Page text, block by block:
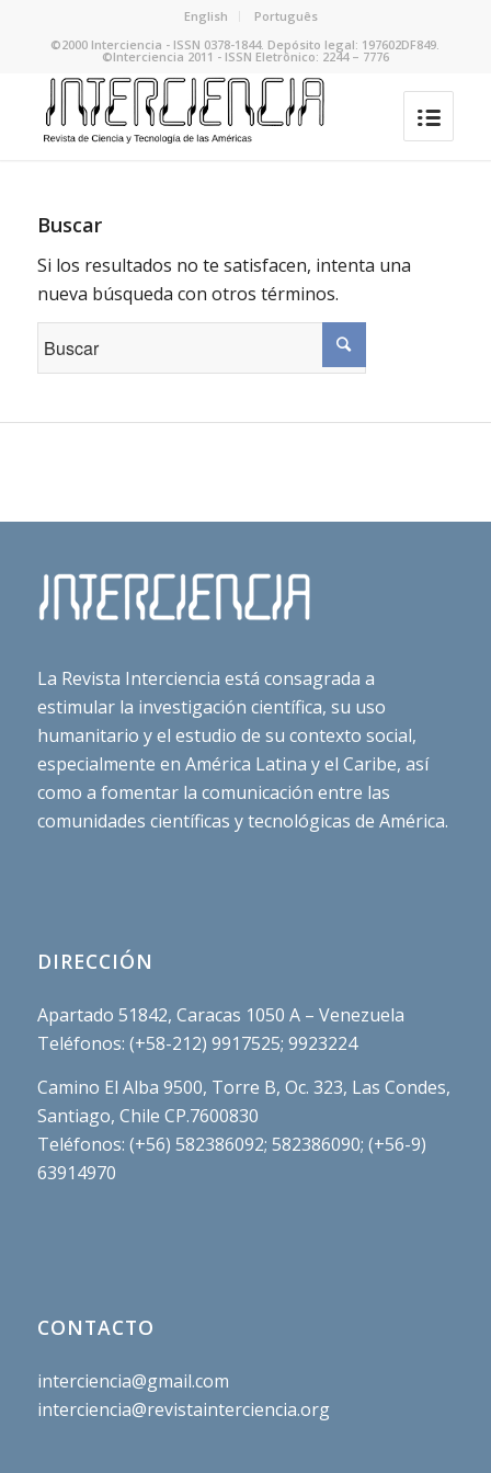
English
Português
©2000 Interciencia - ISSN 0378-1844. Depósito legal: 197602DF849.
©Interciencia 2011 - ISSN Eletrônico: 2244 – 7776
Buscar
Si los resultados no te satisfacen, intenta una
nueva búsqueda con otros términos.
La Revista Interciencia está consagrada a
estimular la investigación científica, su uso
humanitario y el estudio de su contexto social,
especialmente en América Latina y el Caribe, así
como a fomentar la comunicación entre las
comunidades científicas y tecnológicas de América.
DIRECCIÓN
Apartado 51842, Caracas 1050 A – Venezuela
Teléfonos: (+58-212) 9917525; 9923224
Camino El Alba 9500, Torre B, Oc. 323, Las Condes,
Santiago, Chile CP.7600830
Teléfonos: (+56) 582386092; 582386090; (+56-9)
63914970
CONTACTO
interciencia@gmail.com
interciencia@revistainterciencia.org